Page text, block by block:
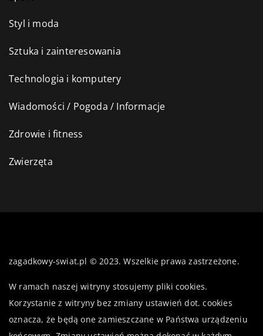
Styl i moda
Sztuka i zainteresowania
Technologia i komputery
Wiadomości / Pogoda / Informacje
Zdrowie i fitness
Zwierzęta
zagadkowy-swiat.pl © 2023. Wszelkie prawa zastrzeżone.
W ramach naszej witryny stosujemy pliki cookies.
Korzystanie z witryny bez zmiany ustawień dot. cookies
oznacza, że będą one zamieszczane w Państwa urządzeniu